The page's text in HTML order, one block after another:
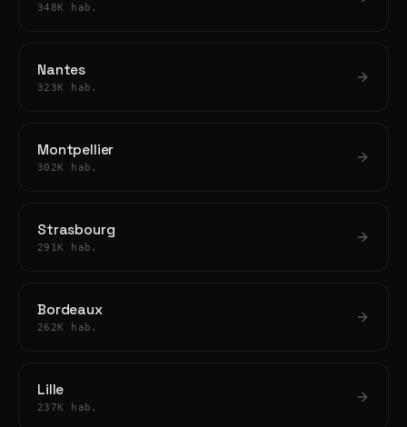
348K hab.
Nantes
323K hab.
Montpellier
302K hab.
Strasbourg
291K hab.
Bordeaux
262K hab.
Lille
237K hab.